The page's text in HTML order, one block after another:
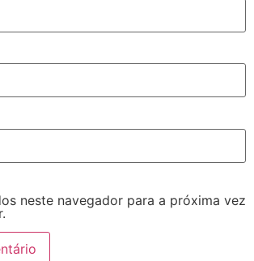
neste navegador para a próxima vez